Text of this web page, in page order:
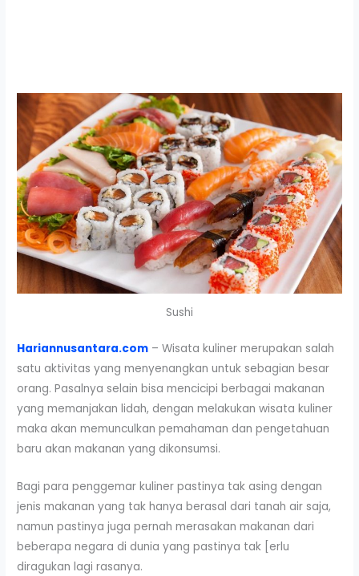
Sushi
Hariannusantara.com – Wisata kuliner merupakan salah
satu aktivitas yang menyenangkan untuk sebagian besar
orang. Pasalnya selain bisa mencicipi berbagai makanan
yang memanjakan lidah, dengan melakukan wisata kuliner
maka akan memunculkan pemahaman dan pengetahuan
baru akan makanan yang dikonsumsi.
Bagi para penggemar kuliner pastinya tak asing dengan
jenis makanan yang tak hanya berasal dari tanah air saja,
namun pastinya juga pernah merasakan makanan dari
beberapa negara di dunia yang pastinya tak [erlu
diragukan lagi rasanya.